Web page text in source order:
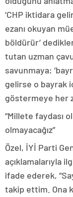
‘CHP iktidara
ezanı okuyan
böldürür’
tutan uzman
savunmaya;
gelirse o bayrak
göstermeye her
“Millete faydası
olmayacağız”
Özel, İYİ Parti
açıklamalarıyla
ifade ederek,
takip ettim. Ona